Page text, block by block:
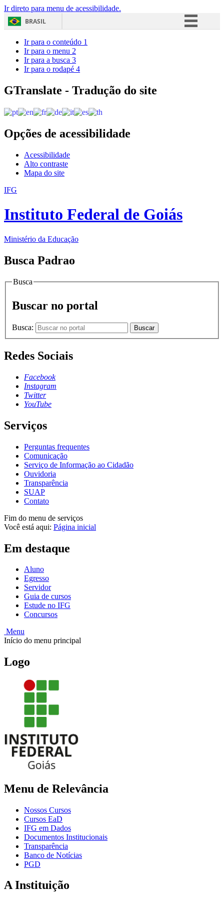
Ir direto para menu de acessibilidade.
BRASIL
Acesso à informação
Ir para o conteúdo 1
Ir para o menu 2
Ir para a busca 3
Ir para o rodapé 4
GTranslate - Tradução do site
Opções de acessibilidade
Acessibilidade
Alto contraste
Mapa do site
IFG
Instituto Federal de Goiás
Ministério da Educação
Busca Padrao
Busca
Buscar no portal
Busca: Buscar
Redes Sociais
Facebook
Instagram
Twitter
YouTube
Serviços
Perguntas frequentes
Comunicação
Serviço de Informação ao Cidadão
Ouvidoria
Transparência
SUAP
Contato
Fim do menu de serviços
Você está aqui: Página inicial
Em destaque
Aluno
Egresso
Servidor
Guia de cursos
Estude no IFG
Concursos
Menu
Início do menu principal
Logo
Menu de Relevância
Nossos Cursos
Cursos EaD
IFG em Dados
Documentos Institucionais
Transparência
Banco de Notícias
PGD
A Instituição